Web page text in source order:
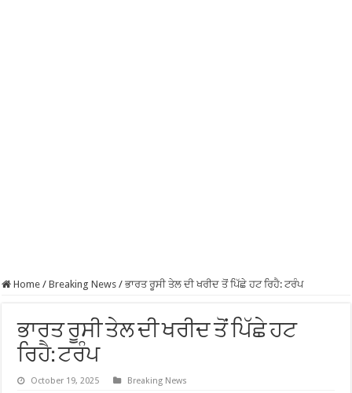
Home / Breaking News / ਭਾਰਤ ਰੂਸੀ ਤੇਲ ਦੀ ਖਰੀਦ ਤੋਂ ਪਿੱਛੇ ਹਟ ਰਿਹੈ: ਟਰੰਪ
ਭਾਰਤ ਰੂਸੀ ਤੇਲ ਦੀ ਖਰੀਦ ਤੋਂ ਪਿੱਛੇ ਹਟ
ਰਿਹੈ: ਟਰੰਪ
October 19, 2025 Breaking News